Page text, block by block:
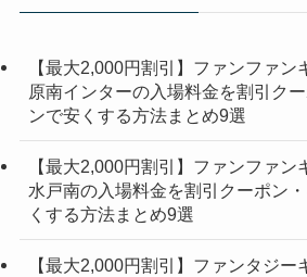
【最大2,000円割引】ファンファン
原南インターの入場料金を割引ク
ンで安くする方法まとめ9選
【最大2,000円割引】ファンファン
水戸南の入場料金を割引クーポン
くする方法まとめ9選
【最大2,000円割引】ファンタジー